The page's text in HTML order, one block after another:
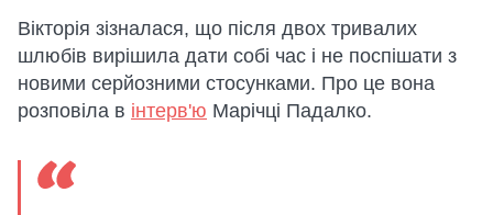
Вікторія зізналася, що після двох тривалих
шлюбів вирішила дати собі час і не поспішати з
новими серйозними стосунками. Про це вона
розповіла в інтерв'ю Марічці Падалко.